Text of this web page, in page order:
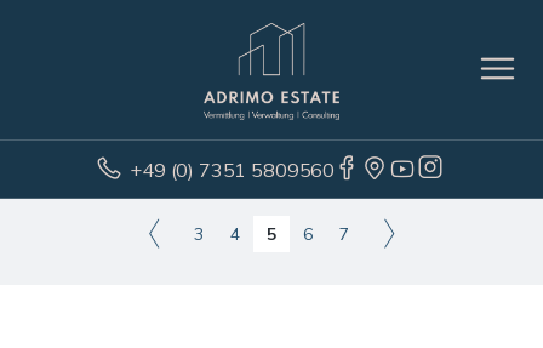
+49 (0) 7351 5809560
3 4 5 6 7